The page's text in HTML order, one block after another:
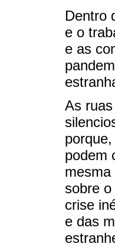
Dentro
e o
e as
As
podem
mesma
sobre
crise
e das